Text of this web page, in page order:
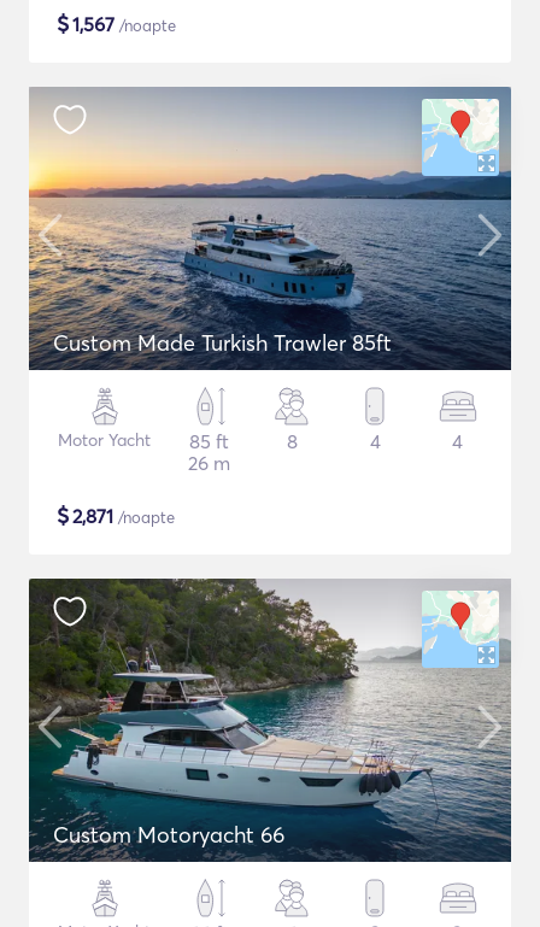
$1,567 /noapte
Custom Made Turkish Trawler 85ft
Motor Yacht
85 ft
26 m
8 4 4
$2,871 /noapte
Custom Motoryacht 66